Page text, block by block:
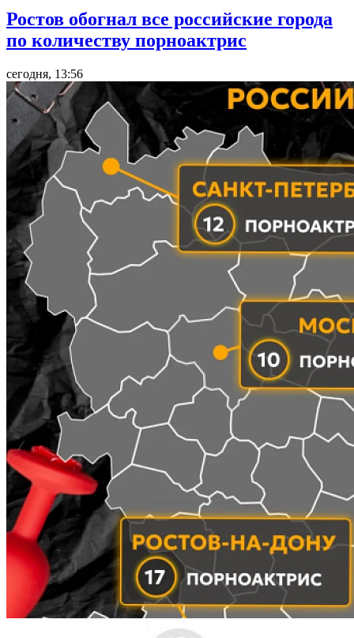
Ростов обогнал все российские города
по количеству порноактрис
сегодня, 13:56